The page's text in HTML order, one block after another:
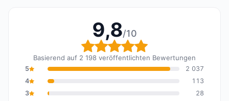
9,8/10
Gesamtbewertung: 9,8
Basierend auf 2 198 veröffentlichten Bewertungen
5
2 037
4
113
3
28